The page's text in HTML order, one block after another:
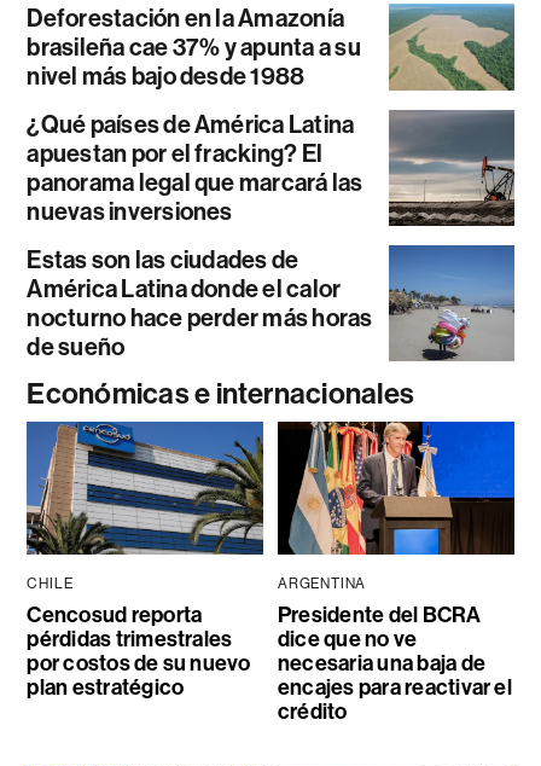
Deforestación en la Amazonía
brasileña cae 37% y apunta a su
nivel más bajo desde 1988
¿Qué países de América Latina
apuestan por el fracking? El
panorama legal que marcará las
nuevas inversiones
Estas son las ciudades de
América Latina donde el calor
nocturno hace perder más horas
de sueño
Económicas e internacionales
CHILE
Cencosud reporta
pérdidas trimestrales
por costos de su nuevo
plan estratégico
ARGENTINA
Presidente del BCRA
dice que no ve
necesaria una baja de
encajes para reactivar el
crédito